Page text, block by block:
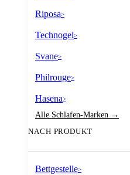
Riposa>
Technogel>
Svane>
Philrouge>
Hasena>
Alle Schlafen-Marken →
NACH PRODUKT
Bettgestelle>